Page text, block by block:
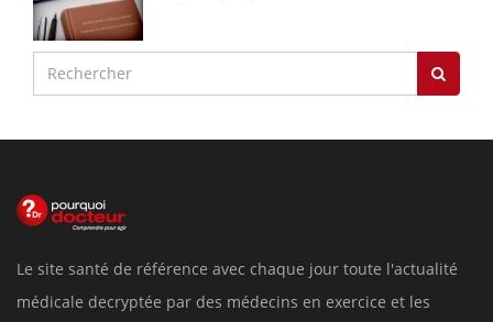
Le site santé de référence avec chaque jour toute l'actualité
médicale decryptée par des médecins en exercice et les